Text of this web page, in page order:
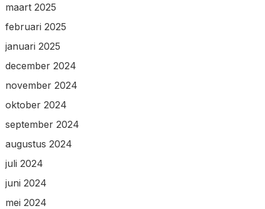
maart 2025
februari 2025
januari 2025
december 2024
november 2024
oktober 2024
september 2024
augustus 2024
juli 2024
juni 2024
mei 2024